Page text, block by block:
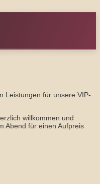
Leistungen für unsere VIP-
willkommen und
Abend für einen Aufpreis